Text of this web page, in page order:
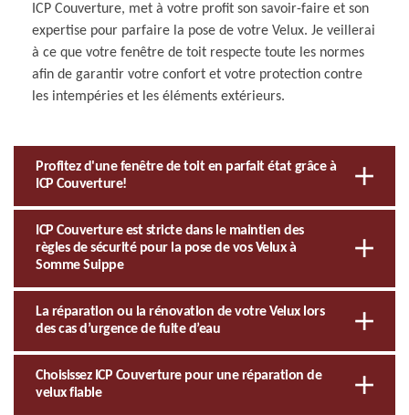
ICP Couverture, met à votre profit son savoir-faire et son
expertise pour parfaire la pose de votre Velux. Je veillerai
à ce que votre fenêtre de toit respecte toute les normes
afin de garantir votre confort et votre protection contre
les intempéries et les éléments extérieurs.
Profitez d'une fenêtre de toit en parfait état grâce à
ICP Couverture!
ICP Couverture est stricte dans le maintien des
règles de sécurité pour la pose de vos Velux à
Somme Suippe
La réparation ou la rénovation de votre Velux lors
des cas d’urgence de fuite d’eau
Choisissez ICP Couverture pour une réparation de
velux fiable